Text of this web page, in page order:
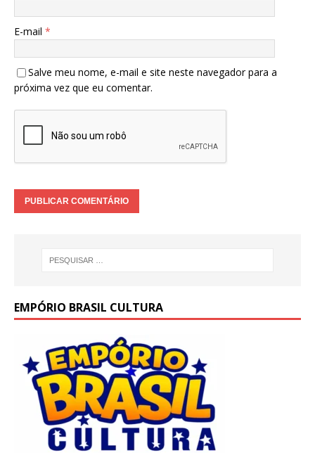
E-mail *
Salve meu nome, e-mail e site neste navegador para a
próxima vez que eu comentar.
EMPÓRIO BRASIL CULTURA